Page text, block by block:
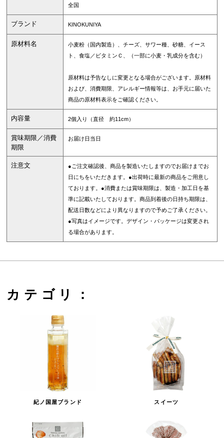
全国
ブランド KINOKUNIYA
原材料名
小麦粉（国内製造）、チーズ、サワー種、砂糖、イース
ト、食塩／ビタミンＣ、（一部に小麦・乳成分を含む）
原材料は予告なしに変更となる場合がございます。原材料
および、消費期限、アレルギー情報等は、お手元に届いた
商品の原材料表示をご確認ください。
内容量 2個入り（直径 約11cm）
賞味期限／消費
期限
お届け日当日
注意文
●ご注文確認後、商品を製造いたしますのでお届けまでお
日にちをいただきます。●出荷時に最新の商品をご用意し
ております。●消費または賞味期限は、製造・加工日を基
準に記載いたしております。商品到着後の日持ち期限は、
配送日数などにより異なりますので予めご了承ください。
●写真はイメージです。デザイン・パッケージは変更され
る場合があります。
カテゴリ：
紀ノ国屋ブランド スイーツ